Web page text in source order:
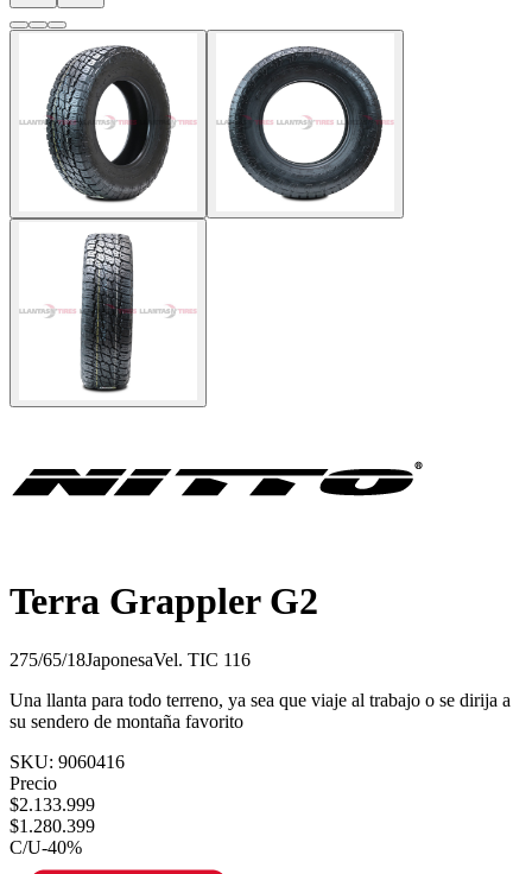
Terra Grappler G2
275/65/18JaponesaVel. TIC 116
Una llanta para todo terreno, ya sea que viaje al trabajo o se dirija a
su sendero de montaña favorito
SKU: 9060416
Precio
$2.133.999
$1.280.399
C/U-40%